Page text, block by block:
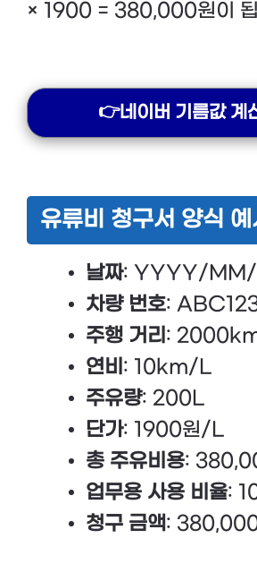
× 1900 = 380,000원이
👉네이버 기름값 계
유류비 청구서 양식 예
날짜: YYYY/
차량 번호:
주행 거리 :
연비 : 10km/L
주유량: 200L
단가: 1900원/L
총 주유비용:
업무용 사용 비율:
청구 금액: